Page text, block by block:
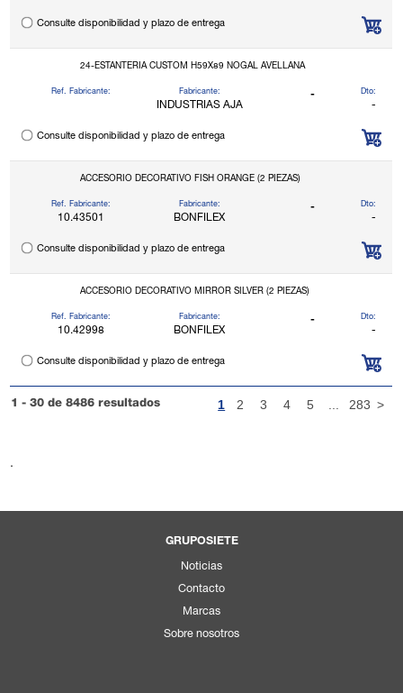
Consulte disponibilidad y plazo de entrega
24-ESTANTERIA CUSTOM H59X89 NOGAL AVELLANA
Ref. Fabricante: Fabricante:
INDUSTRIAS AJA
- Dto:
-
Consulte disponibilidad y plazo de entrega
ACCESORIO DECORATIVO FISH ORANGE (2 PIEZAS)
Ref. Fabricante:
10.43501
Fabricante:
BONFILEX
- Dto:
-
Consulte disponibilidad y plazo de entrega
ACCESORIO DECORATIVO MIRROR SILVER (2 PIEZAS)
Ref. Fabricante:
10.42998
Fabricante:
BONFILEX
- Dto:
-
Consulte disponibilidad y plazo de entrega
1 - 30 de 8486 resultados 1 2 3 4 5 283 >
.
GRUPOSIETE
Noticias
Contacto
Marcas
Sobre nosotros